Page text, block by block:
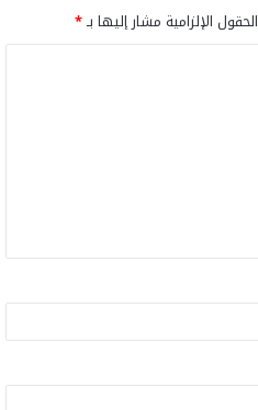
الحقول الإلزامية مشار إليها بـ*